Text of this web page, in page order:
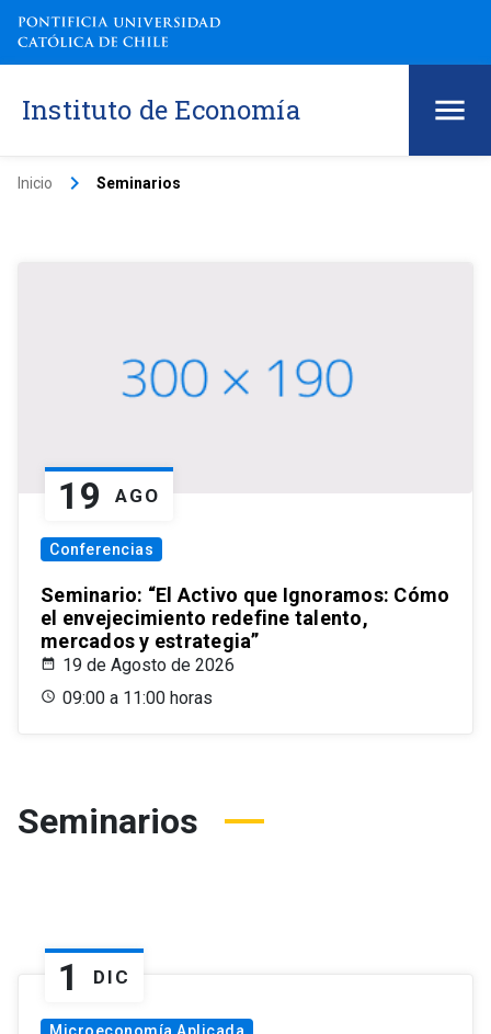
Instituto de Economía
Inicio keyboard_arrow_right Seminarios
19 AGO
Conferencias
Seminario: “El Activo que Ignoramos: Cómo
el envejecimiento redefine talento,
mercados y estrategia”
19 de Agosto de 2026
09:00 a 11:00 horas
Seminarios
1 DIC